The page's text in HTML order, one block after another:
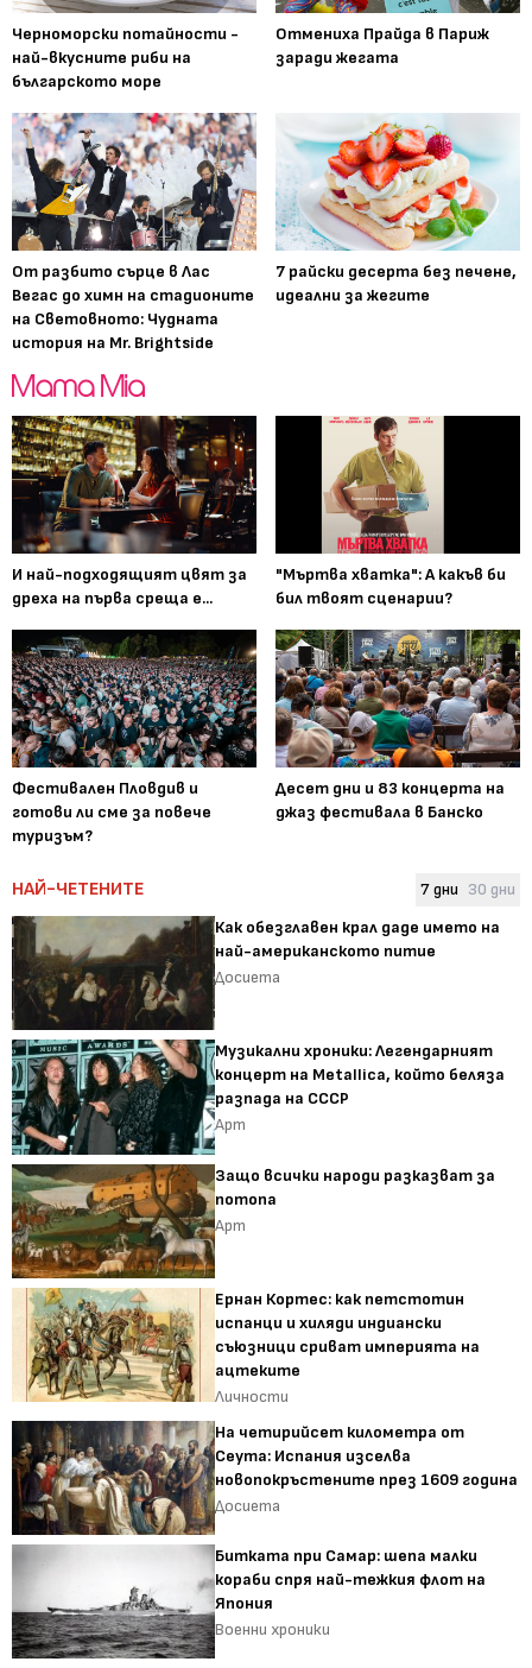
Черноморски потайности -
най-вкусните риби на
българското море
Отмениха Прайда в Париж
заради жегата
От разбито сърце в Лас
Вегас до химн на стадионите
на Световното: Чудната
история на Mr. Brightside
7 райски десерта без печене,
идеални за жегите
И най-подходящият цвят за
дреха на първа среща е...
"Мъртва хватка": А какъв би
бил твоят сценарии?
Фестивален Пловдив и
готови ли сме за повече
туризъм?
Десет дни и 83 концерта на
джаз фестивала в Банско
НАЙ-ЧЕТЕНИТЕ 7 дни 30 дни
Как обезглавен крал даде името на
най-американското питие
Досиета
Музикални хроники: Легендарният
концерт на Metallica, който беляза
разпада на СССР
Арт
Защо всички народи разказват за
потопа
Арт
Ернан Кортес: как петстотин
испанци и хиляди индиански
съюзници сриват империята на
ацтеките
Личности
На четирийсет километра от
Сеута: Испания изселва
новопокръстените през 1609 година
Досиета
Битката при Самар: шепа малки
кораби спря най-тежкия флот на
Япония
Военни хроники